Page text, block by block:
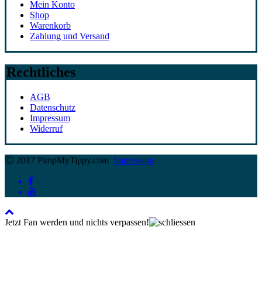
Mein Konto
Shop
Warenkorb
Zahlung und Versand
Rechtliches
AGB
Datenschutz
Impressum
Widerruf
Ⓒ 2017 PimpMyTippy.com Impressum
Jetzt Fan werden und nichts verpassen!